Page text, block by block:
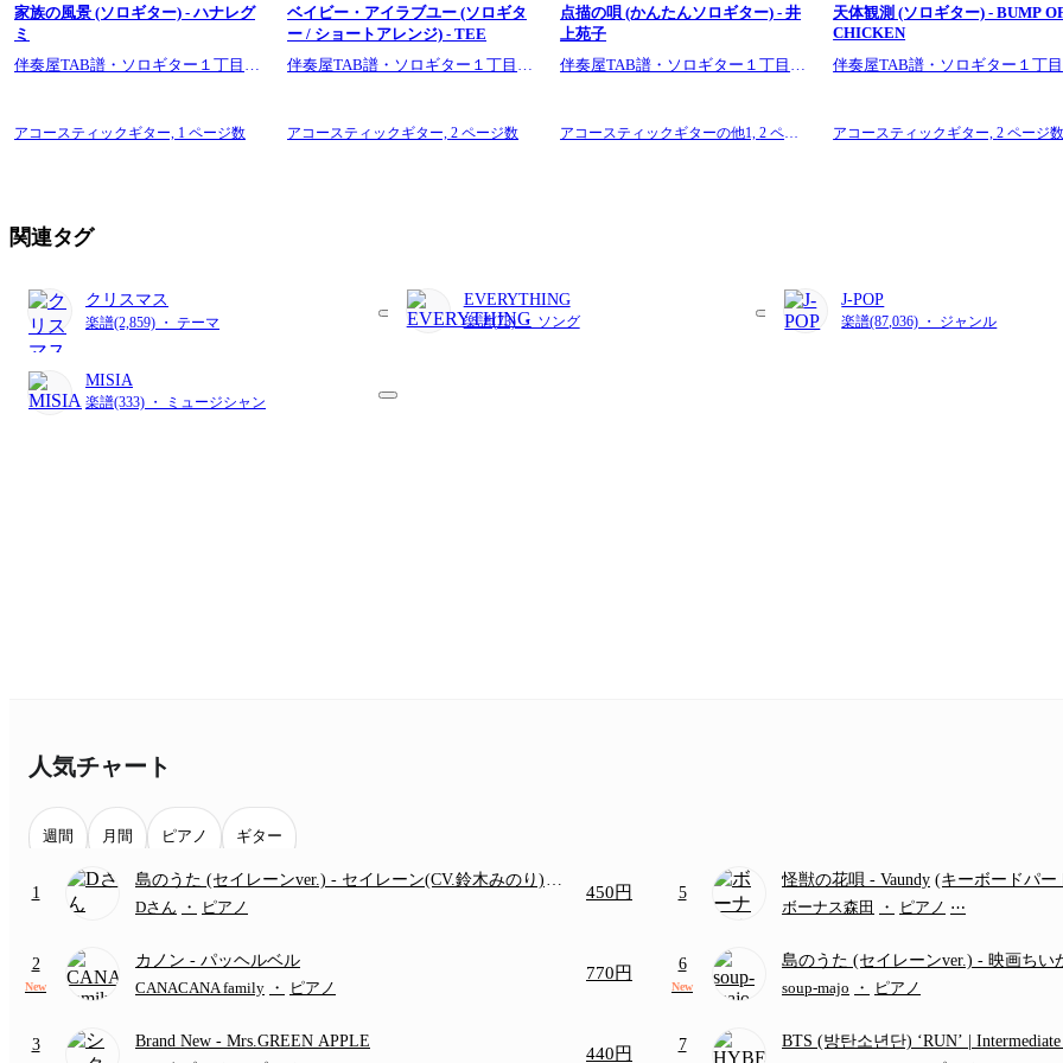
家族の風景 (ソロギター) - ハナレグ
ミ
伴奏屋TAB譜・ソロギター１丁目１
アコースティックギター, 1 ページ数
ベイビー・アイラブユー (ソロギタ
ー / ショートアレンジ) - TEE
伴奏屋TAB譜・ソロギター１丁目１
アコースティックギター,2 ページ数
点描の唄 (かんたんソロギター) - 井
上苑子
伴奏屋TAB譜・ソロギター１丁目１
アコースティックギターの他1,2 ペー
天体観測 (ソロギター) - BUMP
CHICKEN
伴奏屋TAB譜・ソロギター１丁目
アコースティックギター,2 ページ数
関連タグ
クリスマス
楽譜(2,859) ・ テーマ
EVERYTHING
楽譜(73) ・ ソング
J-POP
楽譜(87,036) ・ ジャンル
MISIA
楽譜(333) ・ ミュージシャン
人気チャート
週間 月間 ピアノ ギター
1
島のうた (セイレーンver.) - セイレーン(CV.鈴木みのり)
(難易度:★★★★☆/歌詞・コード・ペダル付き/『映画ち
Dさん ・ ピアノ
450円
2
New
カノン - パッヘルベル
CANACANA family ・ ピアノ
770円
3 Brand New - Mrs.GREEN APPLE
440円
5
怪獣の花唄 - Vaundy (キーボードパー
ボーナス森田
・ ピアノ ⋯
6
New
島のうた (セイレーンver.) - 映画ちい
つ (ドレミ付き初級)
soup-majo ・ ピアノ
7 BTS (방탄소년단) ‘RUN’ | Intermediate